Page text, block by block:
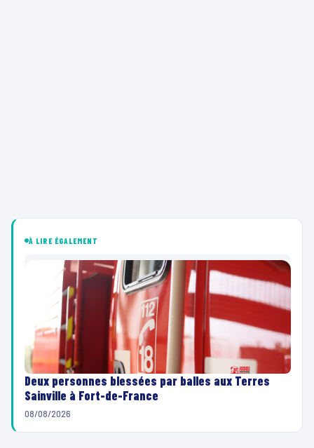
À LIRE ÉGALEMENT
Deux personnes blessées par balles aux Terres
Sainville à Fort-de-France
08/08/2026